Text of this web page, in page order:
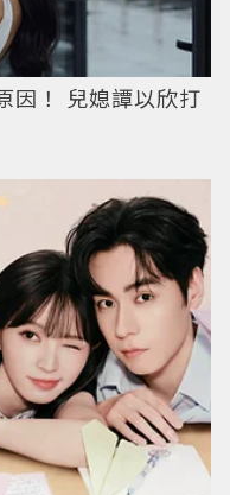
因！ 兒媳譚以欣打